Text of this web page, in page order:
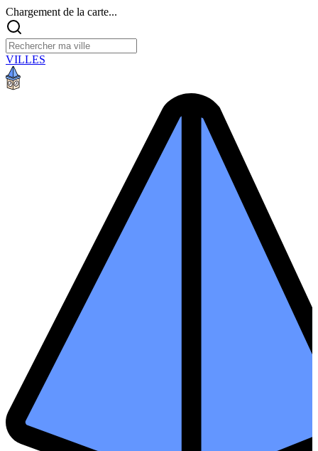
Chargement de la carte...
VILLES